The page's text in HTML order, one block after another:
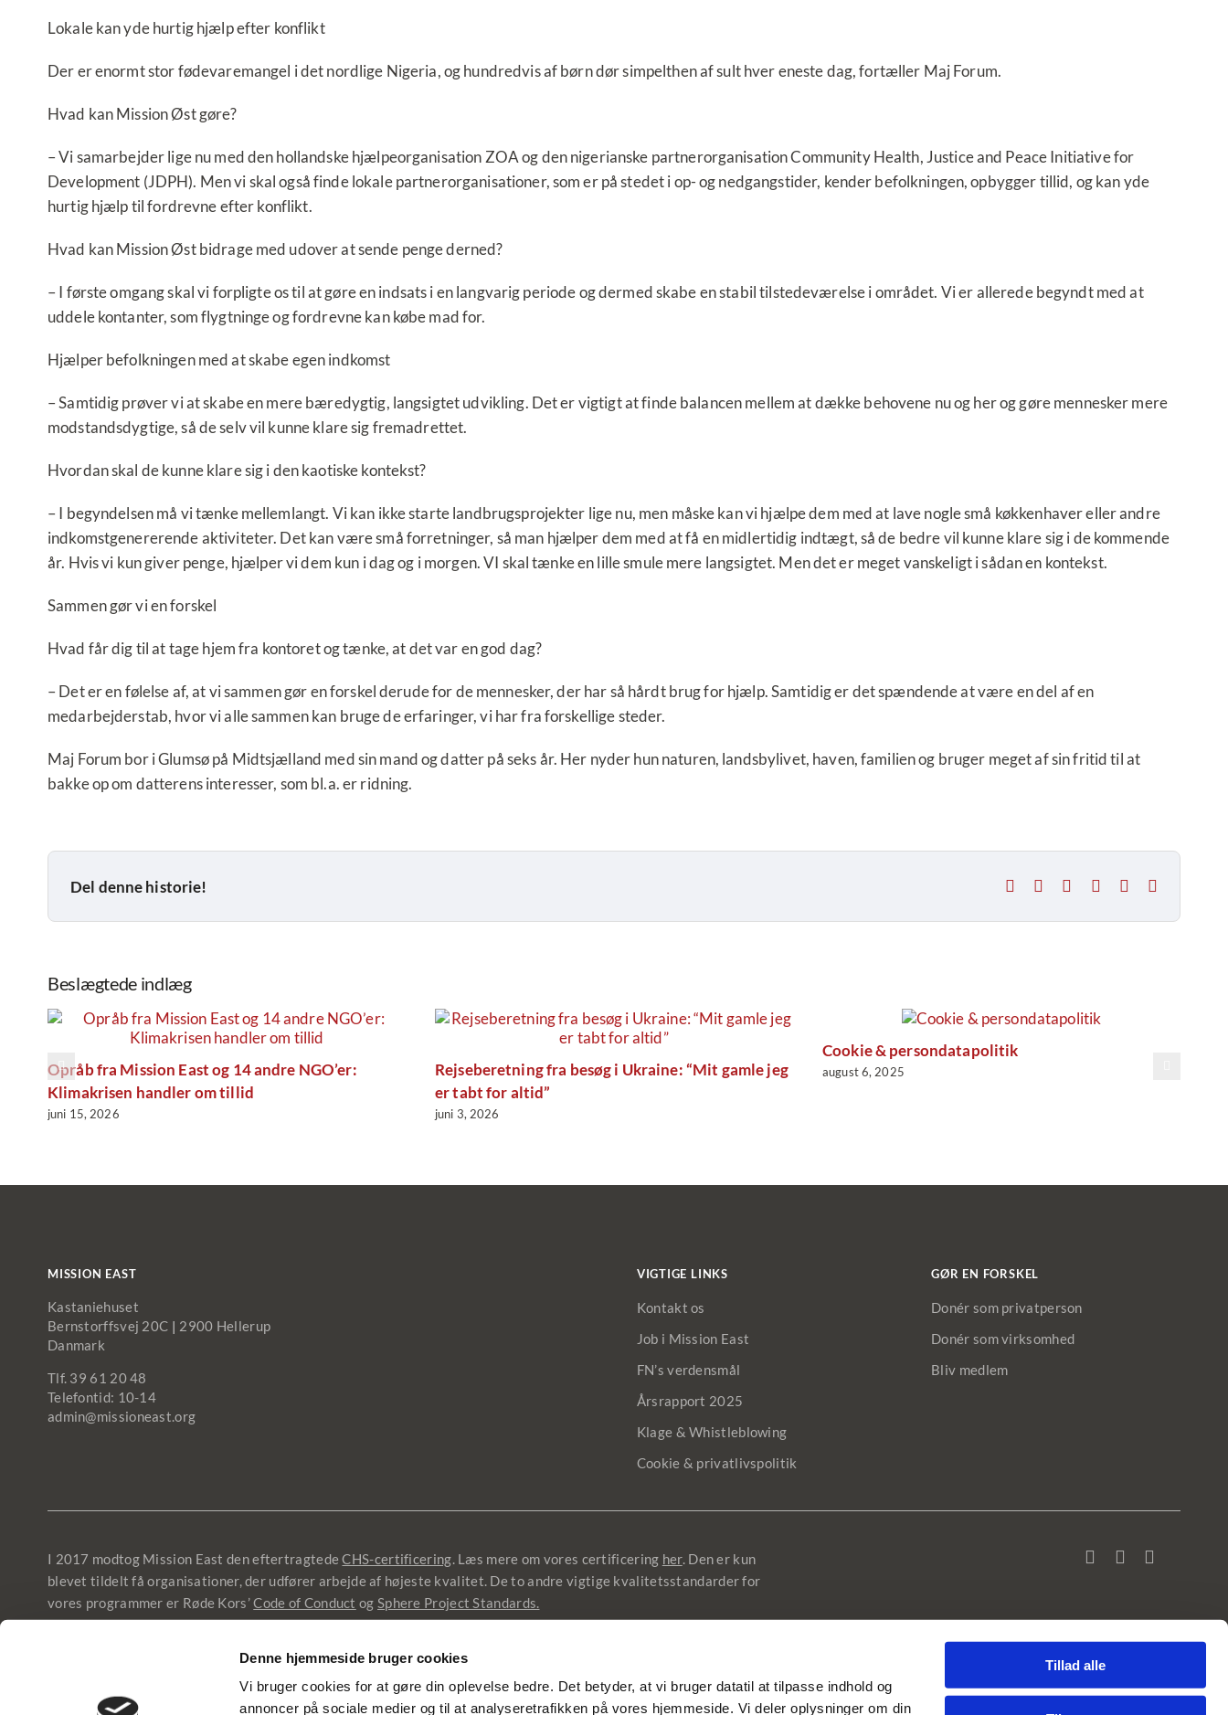
Denne hjemmeside bruger cookies
Vi bruger cookies for at gøre din oplevelse bedre. Det betyder, at vi bruger datatil at tilpasse indhold og
annoncer på sociale medier og til at analyseretrafikken på vores hjemmeside. Vi deler oplysninger om din
Tillad alle
Lokale kan yde hurtig hjælp efter konflikt
Der er enormt stor fødevaremangel i det nordlige Nigeria, og hundredvis af børn dør simpelthen af sult hver eneste dag, fortæller Maj Forum.
Hvad kan Mission Øst gøre?
– Vi samarbejder lige nu med den hollandske hjælpeorganisation ZOA og den nigerianske partnerorganisation Community Health, Justice and Peace Initiative for
Development (JDPH). Men vi skal også finde lokale partnerorganisationer, som er på stedet i op- og nedgangstider, kender befolkningen, opbygger tillid, og kan yde
hurtig hjælp til fordrevne efter konflikt.
Hvad kan Mission Øst bidrage med udover at sende penge derned?
– I første omgang skal vi forpligte os til at gøre en indsats i en langvarig periode og dermed skabe en stabil tilstedeværelse i området. Vi er allerede begyndt med at
uddele kontanter, som flygtninge og fordrevne kan købe mad for.
Hjælper befolkningen med at skabe egen indkomst
– Samtidig prøver vi at skabe en mere bæredygtig, langsigtet udvikling. Det er vigtigt at finde balancen mellem at dække behovene nu og her og gøre mennesker mere
modstandsdygtige, så de selv vil kunne klare sig fremadrettet.
Hvordan skal de kunne klare sig i den kaotiske kontekst?
– I begyndelsen må vi tænke mellemlangt. Vi kan ikke starte landbrugsprojekter lige nu, men måske kan vi hjælpe dem med at lave nogle små køkkenhaver eller andre
indkomstgenererende aktiviteter. Det kan være små forretninger, så man hjælper dem med at få en midlertidig indtægt, så de bedre vil kunne klare sig i de kommende
år. Hvis vi kun giver penge, hjælper vi dem kun i dag og i morgen. VI skal tænke en lille smule mere langsigtet. Men det er meget vanskeligt i sådan en kontekst.
Sammen gør vi en forskel
Hvad får dig til at tage hjem fra kontoret og tænke, at det var en god dag?
– Det er en følelse af, at vi sammen gør en forskel derude for de mennesker, der har så hårdt brug for hjælp. Samtidig er det spændende at være en del af en
medarbejderstab, hvor vi alle sammen kan bruge de erfaringer, vi har fra forskellige steder.
Maj Forum bor i Glumsø på Midtsjælland med sin mand og datter på seks år. Her nyder hun naturen, landsbylivet, haven, familien og bruger meget af sin fritid til at
bakke op om datterens interesser, som bl.a. er ridning.
Del denne historie! Facebook LinkedInTumblrPinterest
Beslægtede indlæg
Opråb fra Mission East og 14 andre NGO’er:
Klimakrisen handler om tillid
juni 15, 2026
Rejseberetning fra besøg i Ukraine: “Mit gamle jeg
er tabt for altid”
juni 3, 2026
Cookie & persondatapolitik
august 6, 2025
MISSION EAST
Kastaniehuset
Bernstorffsvej 20C | 2900 Hellerup
Danmark
Tlf. 39 61 20 48
Telefontid: 10-14
admin@missioneast.org
VIGTIGE LINKS
Kontakt os
Job i Mission East
FN’s verdensmål
Årsrapport 2025
Klage & Whistleblowing
Cookie & privatlivspolitik
GØR EN FORSKEL
Donér som privatperson
Donér som virksomhed
Bliv medlem
I 2017 modtog Mission East den eftertragtedeCHS-certificering. Læs mere om vores certificering her. Den er kun
blevet tildelt få organisationer, der udfører arbejde af højeste kvalitet. De to andre vigtige kvalitetsstandarder for
vores programmer er Røde Kors’Code of Conduct og Sphere Project Standards.
Fortrolighedspolitik Cookies og data